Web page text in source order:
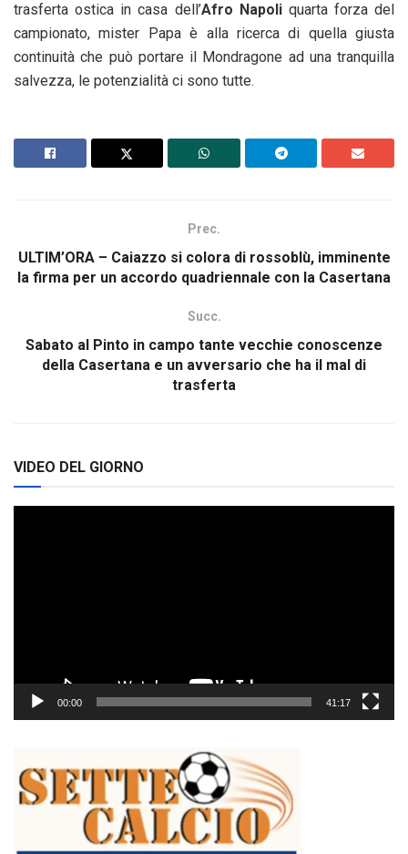
trasferta ostica in casa dell’Afro Napoliquarta forza del
campionato, mister Papa è alla ricerca di quella giusta
continuità che può portare il Mondragone ad una tranquilla
salvezza, le potenzialità ci sono tutte.
Prec.
ULTIM’ORA – Caiazzo si colora di rossoblù, imminente
la firma per un accordo quadriennale con la Casertana
Succ.
Sabato al Pinto in campo tante vecchie conoscenze
della Casertana e un avversario che ha il mal di
trasferta
VIDEO DEL GIORNO
00:00 41:17